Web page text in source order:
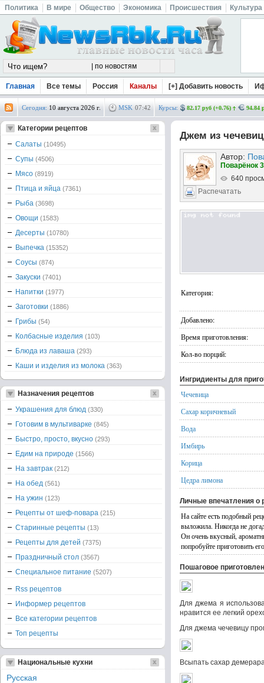
Политика В мире Общество Экономика Происшествия Культура
Главная Все темы Россия Каналы [+] Добавить новость
Сегодня: 10 августа 2026 г. MSK 07:42 Курсы: 82.17 руб (+0.76) 94.84
Джем из
Автор:
Поварёнок
640
Распечатать
Категория:
Добавлено:
Время приготовления:
Кол-во порций:
Ингридиенты для
Чечевица
Сахар коричневый
Вода
Имбирь
Корица
Цедра лимона
Личные впечатления о
На сайте есть подобный
выложила. Никогда не
Он очень вкусный,
попробуйте приготовить
Пошаговое
Для джема я
нравится ее легкий
Для джема чечевицу
Всыпать сахар
Категории рецептов
Салаты (10495)
Супы (4506)
Мясо (8919)
Птица и яйца (7361)
Рыба (3698)
Овощи (1583)
Десерты (10780)
Выпечка (15352)
Соусы (874)
Закуски (7401)
Напитки (1977)
Заготовки (1886)
Грибы (54)
Колбасные изделия (103)
Блюда из лаваша (293)
Каши и изделия из молока (363)
Назначения рецептов
Украшения для блюд (330)
Готовим в мультиварке (845)
Быстро, просто, вкусно (293)
Едим на природе (1566)
На завтрак (212)
На обед (561)
На ужин (123)
Рецепты от шеф-повара (215)
Старинные рецепты (13)
Рецепты для детей (7375)
Праздничный стол (3567)
Специальное питание (5207)
Rss рецептов
Информер рецептов
Все категории рецептов
Топ рецепты
Национальные кухни
Русская